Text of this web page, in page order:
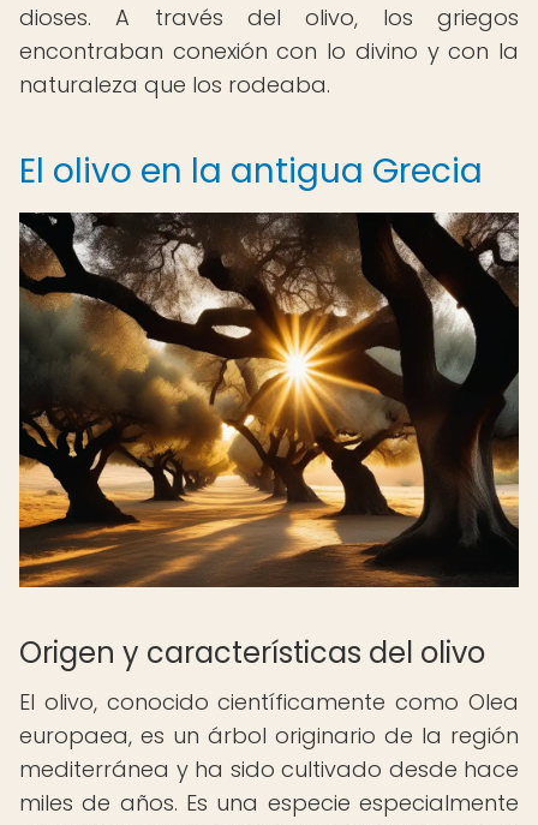
dioses. A través del olivo, los griegos
encontraban conexión con lo divino y con la
naturaleza que los rodeaba.
El olivo en la antigua Grecia
Origen y características del olivo
El olivo, conocido científicamente como Olea
europaea, es un árbol originario de la región
mediterránea y ha sido cultivado desde hace
miles de años. Es una especie especialmente